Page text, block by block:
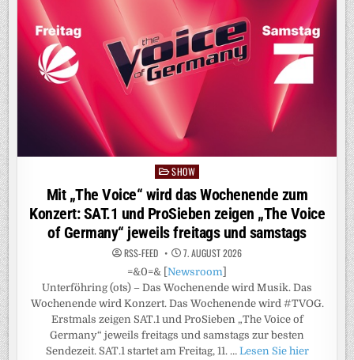
HAUSHALTE
IM
MAIN-
KINZIG-
KREIS
Posted
in
SHOW
Mit „The Voice“ wird das Wochenende zum
Konzert: SAT.1 und ProSieben zeigen „The Voice
of Germany“ jeweils freitags und samstags
RSS-FEED 7. AUGUST 2026
=&0=& [ Newsroom
Unterföhring (ots) – Das Wochenende wird Musik. Das
Wochenende wird Konzert. Das Wochenende wird #TVOG.
Erstmals zeigen SAT.1 und ProSieben „The Voice of
Germany“ jeweils freitags und samstags zur besten
Sendezeit. SAT.1 startet am Freitag, 11. … Lesen Sie hier